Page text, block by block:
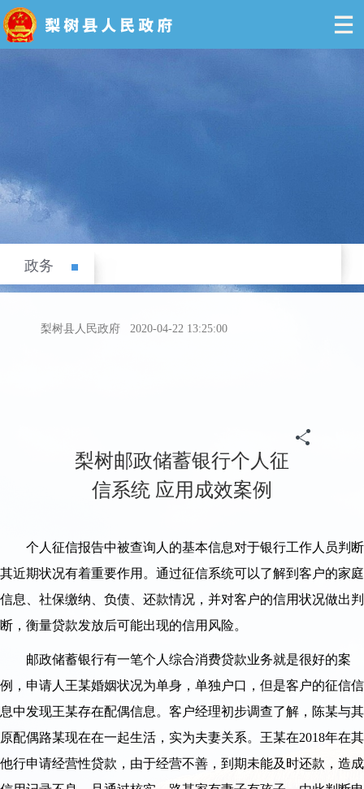
政务
梨树县人民政府 2020-04-22 13:25:00
梨树邮政储蓄银行个人征
信系统 应用成效案例
个人征信报告中被查询人的基本信息对于银行工作人员判断
其近期状况有着重要作用。通过征信系统可以了解到客户的家庭
信息、社保缴纳、负债、还款情况，并对客户的信用状况做出判
断，衡量贷款发放后可能出现的信用风险。
邮政储蓄银行有一笔个人综合消费贷款业务就是很好的案
例，申请人王某婚姻状况为单身，单独户口，但是客户的征信信
息中发现王某存在配偶信息。客户经理初步调查了解，陈某与其
原配偶路某现在在一起生活，实为夫妻关系。王某在2018年在其
他行申请经营性贷款，由于经营不善，到期未能及时还款，造成